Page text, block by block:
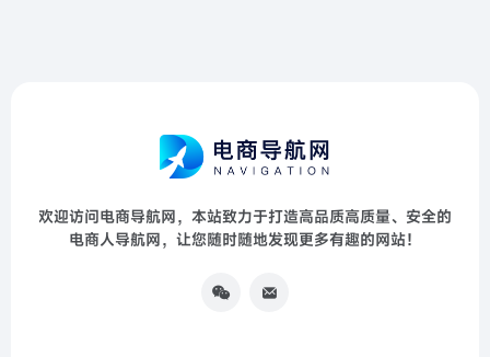
欢迎访问电商导航网，本站致力于打造高品质高质量、安全的
电商人导航网，让您随时随地发现更多有趣的网站！